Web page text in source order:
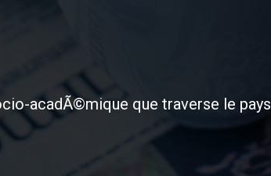
acadÃ©mique que traverse le pays